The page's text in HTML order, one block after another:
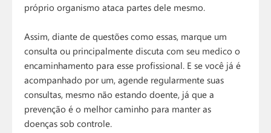
próprio organismo ataca partes dele mesmo.
Assim, diante de questões como essas, marque um
consulta ou principalmente discuta com seu medico o
encaminhamento para esse profissional. E se você já é
acompanhado por um, agende regularmente suas
consultas, mesmo não estando doente, já que a
prevenção é o melhor caminho para manter as
doenças sob controle.